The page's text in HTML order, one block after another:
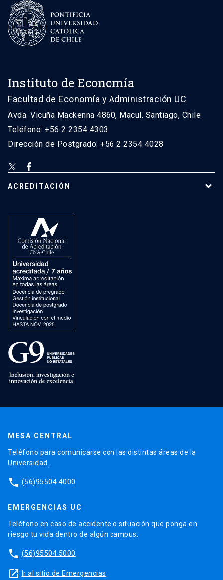
Instituto de Economía
Facultad de Economía y Administración UC
Avda. Vicuña Mackenna 4860, Macul. Santiago, Chile
Teléfono: +56 2 2354 4303
Dirección de Postgrado: +56 2 2354 4028
ACREDITACIÓN
MESA CENTRAL
Teléfono para comunicarse con las distintas áreas de la
Universidad.
phone (56)95504 4000
EMERGENCIAS UC
Teléfono en caso de accidente o situación que ponga en
riesgo tu vida dentro de algún campus.
phone (56)95504 5000
launch Ir al sitio de Emergencias